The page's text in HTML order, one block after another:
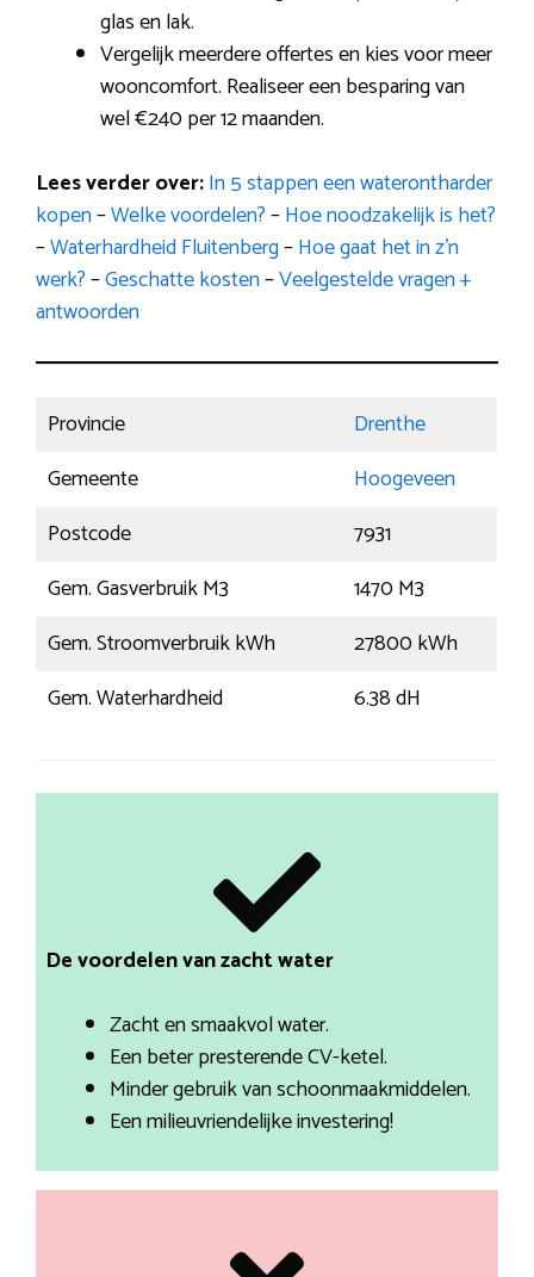
glas en lak.
Vergelijk meerdere offertes en kies voor meer
wooncomfort. Realiseer een besparing van
wel €240 per 12 maanden.
Lees verder over:In 5 stappen een waterontharder
kopen–Welke voordelen?–Hoe noodzakelijk is het?
–Waterhardheid Fluitenberg–Hoe gaat het in z’n
werk?–Geschatte kosten–Veelgestelde vragen +
antwoorden
Provincie
Drenthe
Gemeente
Hoogeveen
Postcode
7931
Gem. Gasverbruik M3
1470 M3
Gem. Stroomverbruik kWh
27800 kWh
Gem. Waterhardheid
6.38 dH
De voordelen van zacht water
Zacht en smaakvol water.
Een beter presterende CV-ketel.
Minder gebruik van schoonmaakmiddelen.
Een milieuvriendelijke investering!